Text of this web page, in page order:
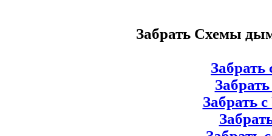
Забрать Схемы
Забрать